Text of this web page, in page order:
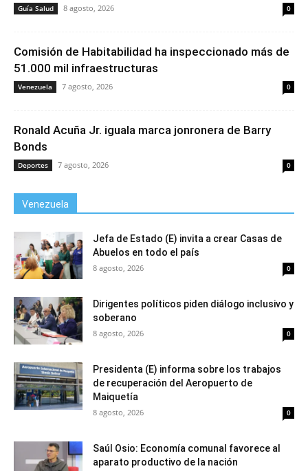
Guía Salud 8 agosto, 2026 0
Comisión de Habitabilidad ha inspeccionado más de
51.000 mil infraestructuras
Venezuela 7 agosto, 2026 0
Ronald Acuña Jr. iguala marca jonronera de Barry
Bonds
Deportes 7 agosto, 2026 0
Venezuela
Jefa de Estado (E) invita a crear Casas de
Abuelos en todo el país
8 agosto, 2026 0
Dirigentes políticos piden diálogo inclusivo y
soberano
8 agosto, 2026 0
Presidenta (E) informa sobre los trabajos
de recuperación del Aeropuerto de
Maiquetía
8 agosto, 2026 0
Saúl Osio: Economía comunal favorece al
aparato productivo de la nación